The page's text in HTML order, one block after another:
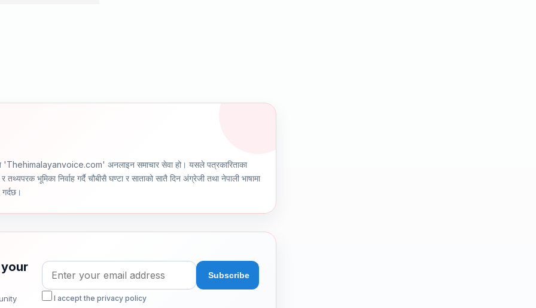
'Thehimalayanvoice.com' अनलाइन समाचार सेवा हो। यसले पत्रकारिताका
भूमिका निर्वाह गर्दै चौबीसै घण्टा र साताको सातै दिन अंग्रेजी तथा नेपाली भाषामा
I accept the privacy policy